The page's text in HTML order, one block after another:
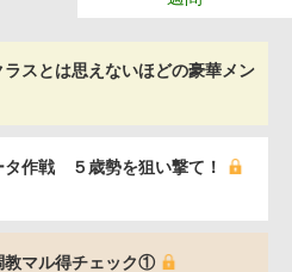
ラスとは思えないほどの豪華メン
タ作戦 ５歳勢を狙い撃て！
教マル得チェック①